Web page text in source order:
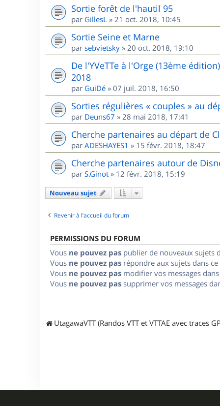
Sortie forêt de l'hautil 95
par GillesL » 21 oct. 2018, 10:45
Sortie Seine et Marne
par sebvietsky » 20 oct. 2018, 19:10
De l'YVeTTe à l'Orge (13ème
2018
par GuiDé » 07 juil. 2018, 16:50
Sorties régulières « couples » au
par Deuns67 » 28 mai 2018, 17:41
Cherche partenaires au départ de
par ADESHAYES1 » 15 févr. 2018, 18:47
Cherche partenaires autour de
par S.Ginot » 12 févr. 2018, 15:19
Nouveau sujet
Revenir à l’accueil du forum
PERMISSIONS DU FORUM
Vous ne pouvez pas publier de nouveaux sujets
Vous ne pouvez pas répondre aux sujets dans
Vous ne pouvez pas modifier vos messages
Vous ne pouvez pas supprimer vos messages
UtagawaVTT (Randos VTT et VTTAE avec traces